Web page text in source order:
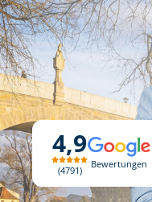
4,9
4791
Bewertungen